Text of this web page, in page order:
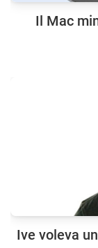
Il Mac
Ive voleva